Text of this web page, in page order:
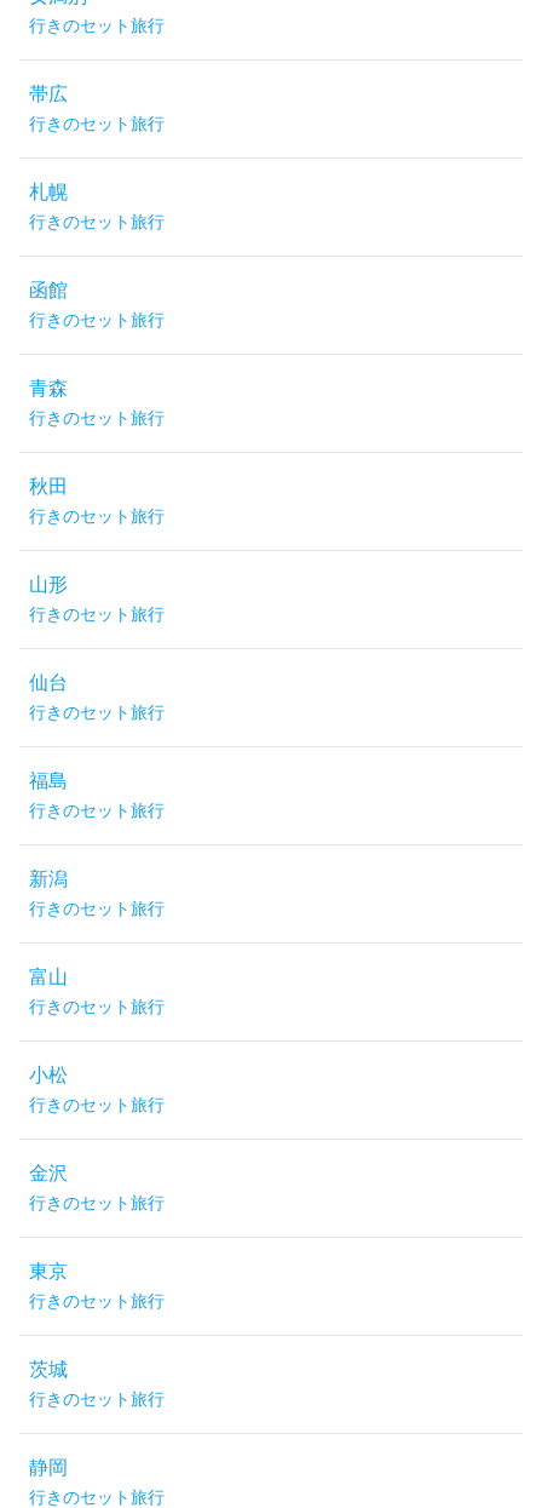
行きのセット旅行
帯広
行きのセット旅行
札幌
行きのセット旅行
函館
行きのセット旅行
青森
行きのセット旅行
秋田
行きのセット旅行
山形
行きのセット旅行
仙台
行きのセット旅行
福島
行きのセット旅行
新潟
行きのセット旅行
富山
行きのセット旅行
小松
行きのセット旅行
金沢
行きのセット旅行
東京
行きのセット旅行
茨城
行きのセット旅行
静岡
行きのセット旅行